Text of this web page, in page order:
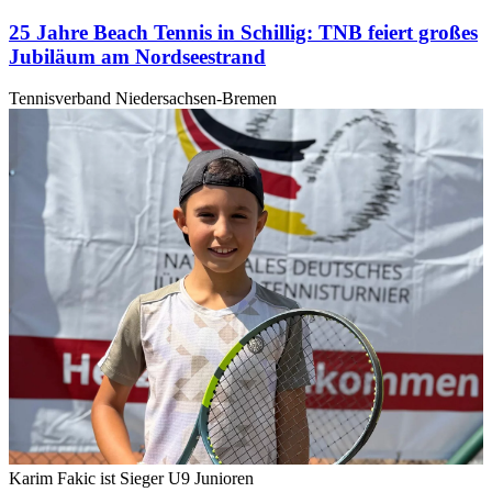
25 Jahre Beach Tennis in Schillig: TNB feiert großes
Jubiläum am Nordseestrand
Tennisverband Niedersachsen-Bremen
Karim Fakic ist Sieger U9 Junioren